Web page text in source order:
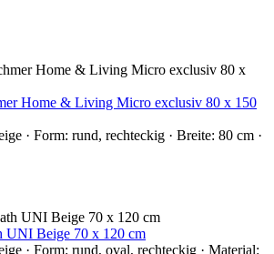
Home & Living Micro exclusiv 80 x 150
· Form: rund, rechteckig · Breite: 80 cm ·
UNI Beige 70 x 120 cm
· Form: rund, oval, rechteckig · Material: